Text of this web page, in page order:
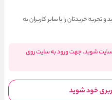
تجربه خریدتان را با سایر کاربران به
سایت شوید. جهت ورود به سایت روی
خود شوید